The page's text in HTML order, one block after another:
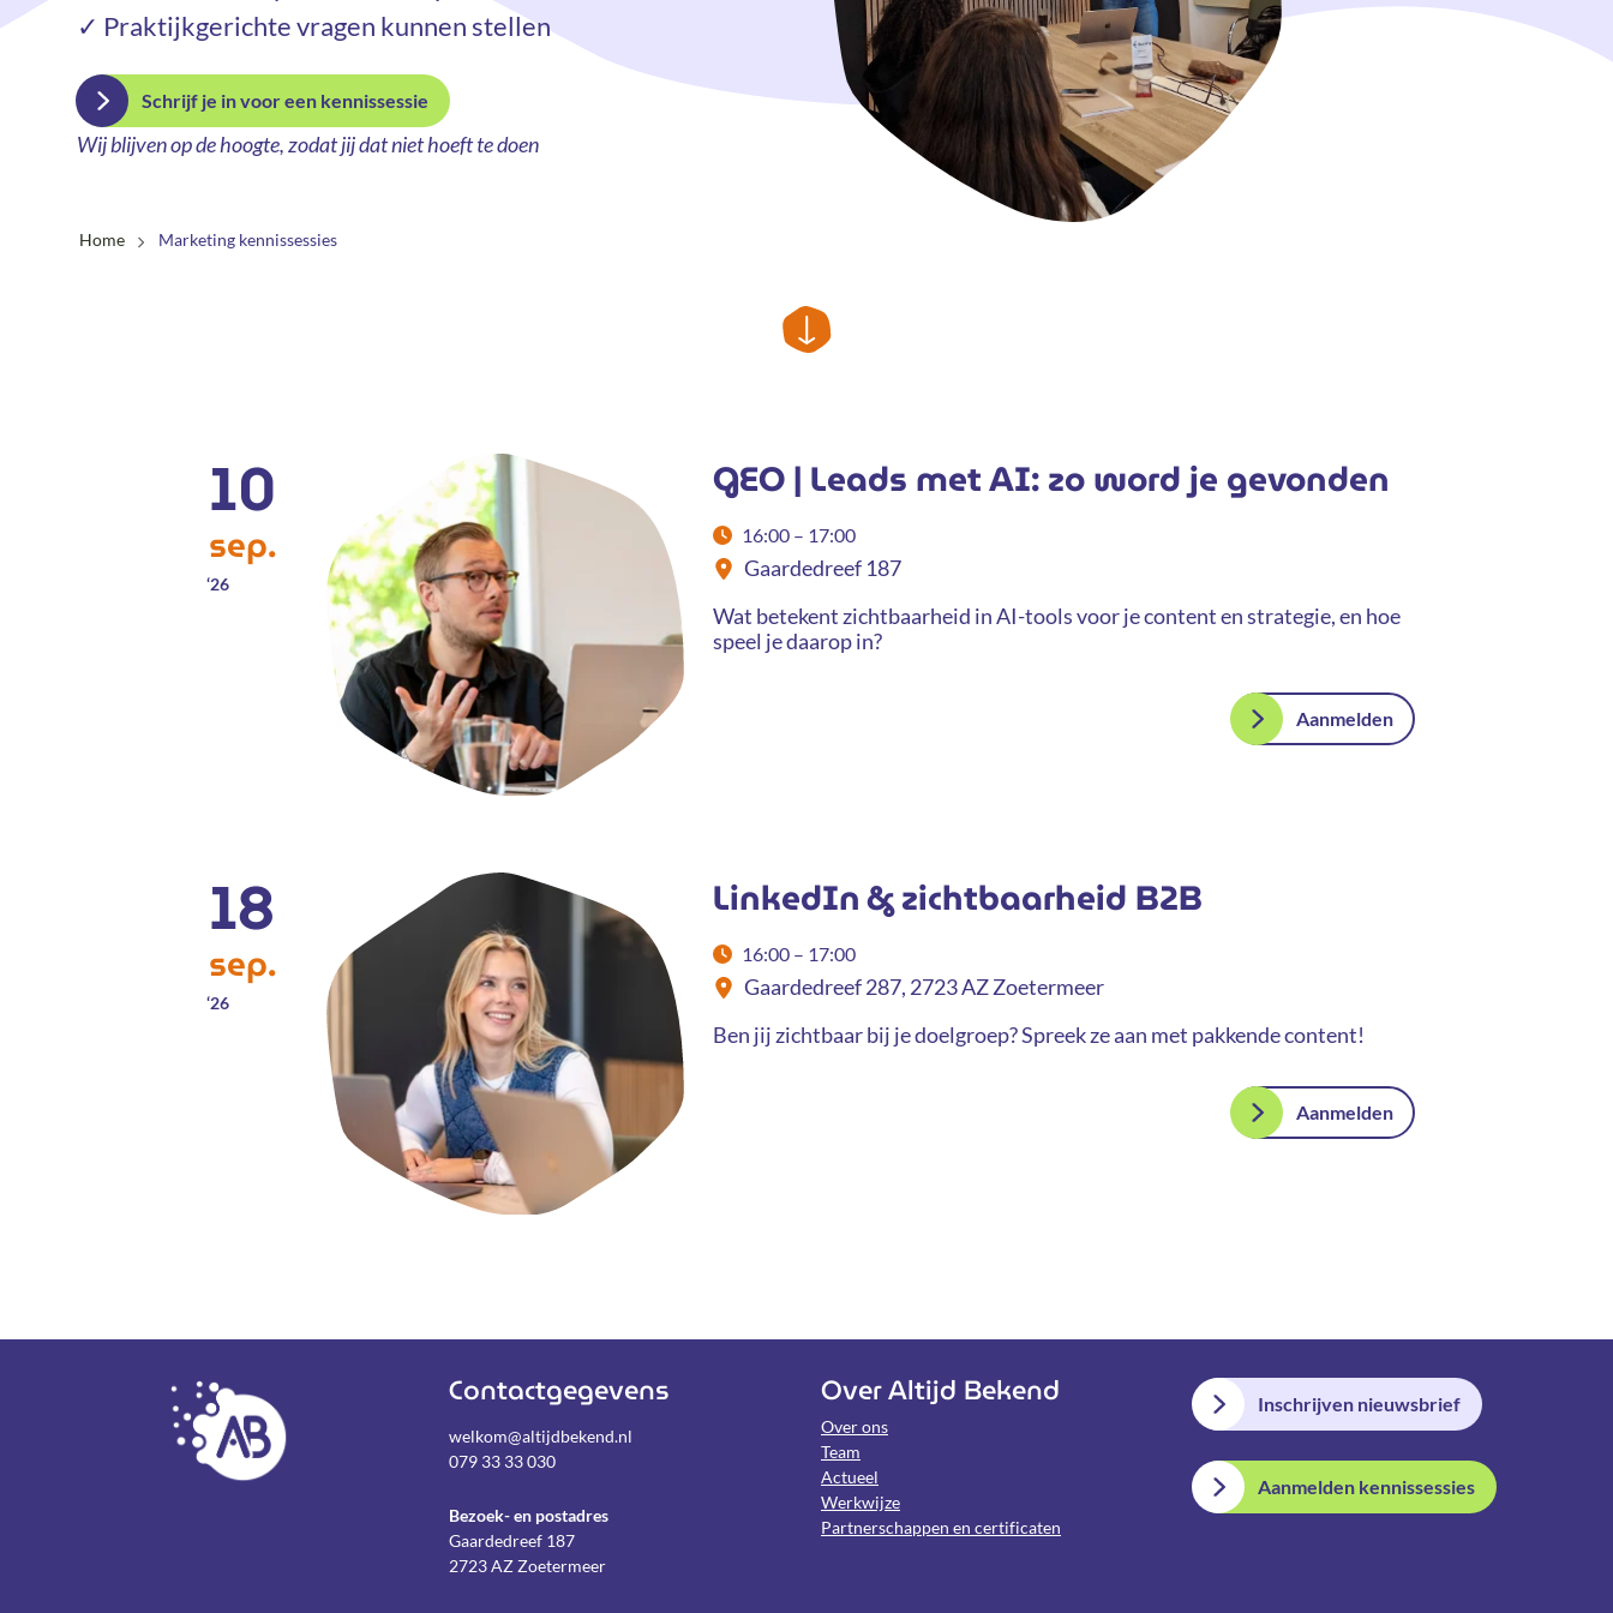
✓ Praktijkgerichte vragen kunnen stellen
Schrijf je in voor een kennissessie
Wij blijven op de hoogte, zodat jij dat niet hoeft te doen
Home Marketing kennissessies
10
sep
26
GEO | Leads met AI: zo word je gevonden
16:00 – 17:00
Gaardedreef 187
Wat betekent zichtbaarheid in AI-tools voor je content en strategie, en hoe
speel je daarop in?
Aanmelden
18
sep
26
LinkedIn & zichtbaarheid B2B
16:00 – 17:00
Gaardedreef 287, 2723 AZ Zoetermeer
Ben jij zichtbaar bij je doelgroep? Spreek ze aan met pakkende content!
Aanmelden
Contactgegevens
welkom@altijdbekend.nl
079 33 33 030
Bezoek- en postadres
Gaardedreef 187
2723 AZ Zoetermeer
Over Altijd Bekend
Over ons
Team
Actueel
Werkwijze
Partnerschappen en certificaten
Inschrijven nieuwsbrief
Aanmelden kennissessies